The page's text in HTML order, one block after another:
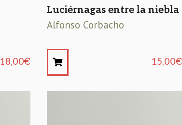
18,00€
Luciérnagas entre la niebla
Alfonso Corbacho
15,00€